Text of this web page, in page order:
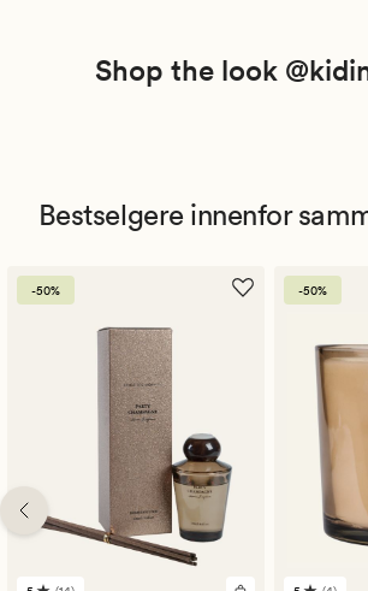
Shop the look
Bestselgere innenfor
-50% -50%